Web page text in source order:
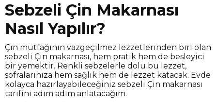
Sebzeli Çin Makarnası
Nasıl Yapılır?
Çin mutfağının vazgeçilmez lezzetlerinden biri olan
sebzeli Çin makarnası, hem pratik hem de besleyici
bir yemektir. Renkli sebzelerle dolu bu lezzet,
sofralarınıza hem sağlık hem de lezzet katacak. Evde
kolayca hazırlayabileceğiniz sebzeli Çin makarnası
tarifini adım adım anlatacağım.